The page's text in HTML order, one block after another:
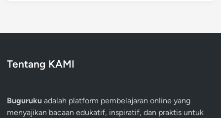
Tentang KAMI
Buguruku adalah platform pembelajaran online yang
menyajikan bacaan edukatif, inspiratif, dan praktis untuk